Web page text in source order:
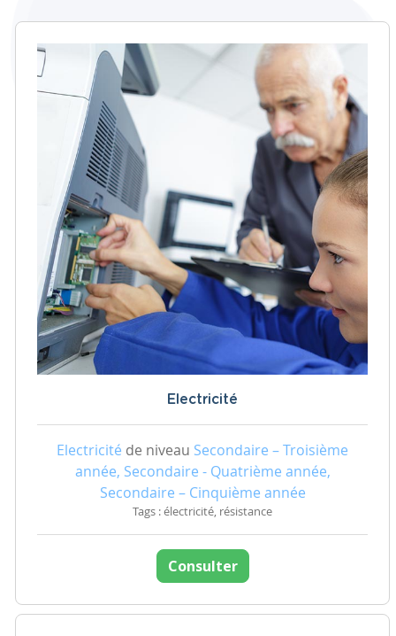
Electricité
Electricité de niveau Secondaire – Troisième
année, Secondaire - Quatrième année,
Secondaire – Cinquième année
Tags : électricité, résistance
Consulter